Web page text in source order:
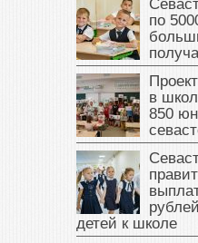
по
в
850
детей к школе